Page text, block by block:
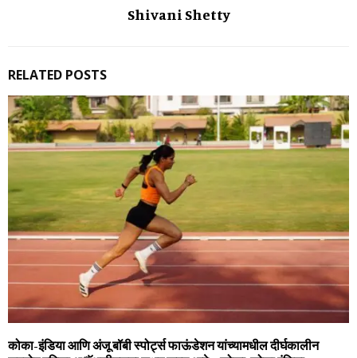
Shivani Shetty
RELATED POSTS
कोका-इंडिया आणि अंजू बॉबी स्‍पोर्ट्स फाऊंडेशन यांच्‍यामधील दीर्घकालीन